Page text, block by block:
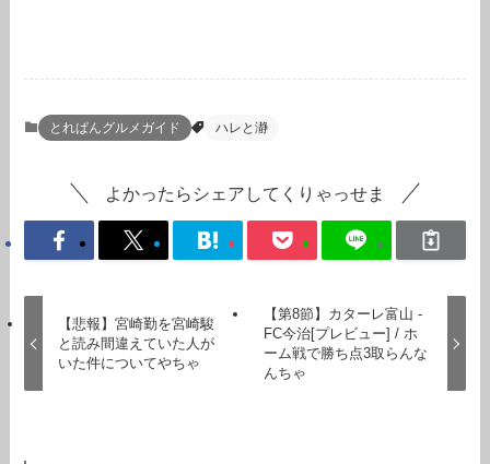
とれぱんグルメガイド ハレと瀞
よかったらシェアしてくりゃっせま
【悲報】宮崎勤を宮崎駿
と読み間違えていた人が
いた件についてやちゃ
【第8節】カターレ富山 -
FC今治[プレビュー] / ホ
ーム戦で勝ち点3取らんな
んちゃ